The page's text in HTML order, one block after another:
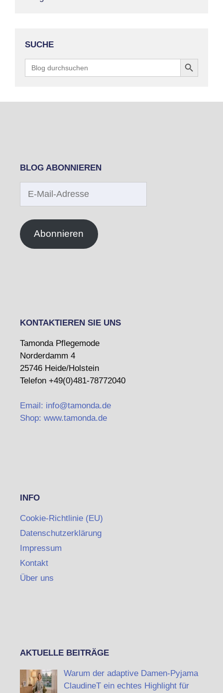
SUCHE
Search
for:
Search Button
BLOG ABONNIEREN
Mail-
Abonnieren
KONTAKTIEREN SIE UNS
Tamonda Pflegemode
Norderdamm 4
25746 Heide/Holstein
Telefon +49(0)481-78772040
Email: info@tamonda.de
Shop: www.tamonda.de
INFO
Cookie-Richtlinie (EU)
Datenschutzerklärung
Impressum
Kontakt
Über uns
AKTUELLE BEITRÄGE
Warum der adaptive Damen-Pyjama
ClaudineT ein echtes Highlight für